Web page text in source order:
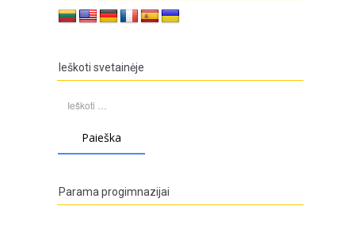
Ieškoti svetainėje
Parama progimnazijai